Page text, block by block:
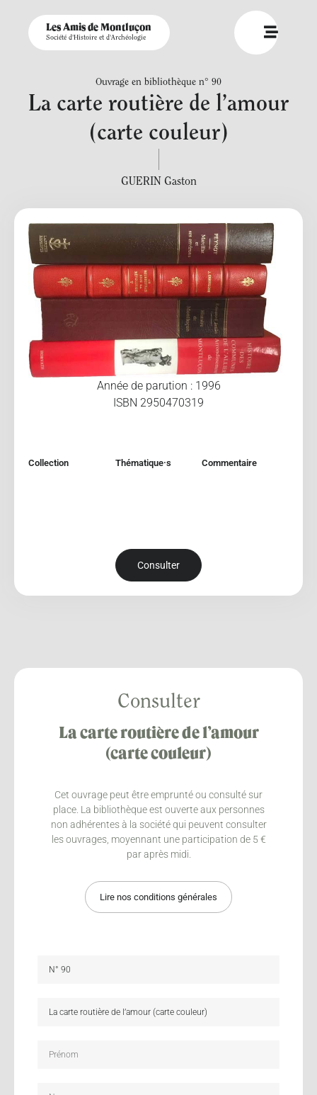
Les Amis de Montluçon
Société d'Histoire et d'Archéologie
Ouvrage en bibliothèque n° 90
La carte routière de l’amour
(carte couleur)
GUERIN Gaston
Année de parution : 1996
ISBN 2950470319
Collection Thématique·s Commentaire
Consulter
Consulter
La carte routière de l’amour
(carte couleur)
Cet ouvrage peut être emprunté ou consulté sur
place. La bibliothèque est ouverte aux personnes
non adhérentes à la société qui peuvent consulter
les ouvrages, moyennant une participation de 5 €
par après midi.
Lire nos conditions générales